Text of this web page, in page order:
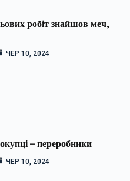
робіт знайшов меч,
ЧЕР 10, 2024
– переробники
ЧЕР 10, 2024